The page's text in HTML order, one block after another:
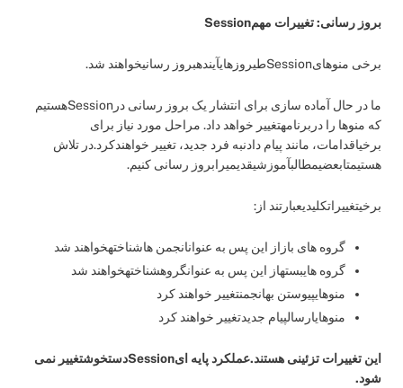
بروز رسانی: تغییرات مهمSession
برخی منوهایSessionطیروزهایآیندهبروز رسانیخواهند شد.
ما در حال آماده سازی برای انتشار یک بروز رسانی درSessionهستیم
که منوها را دربرنامهتغییر خواهد داد. مراحل مورد نیاز برای
برخیاقدامات، مانند پیام دادنبه فرد جدید، تغییر خواهندکرد.در تلاش
هستیمتابعضیمطالبآموزشیقدیمیرابروز رسانی کنیم.
برخیتغییراتکلیدیعبارتند از:
گروه های بازاز این پس به عنوانانجمن هاشناختهخواهند شد
گروه هایبستهاز این پس به عنوانگروهشناختهخواهند شد
منوهایپیوستن بهانجمنتغییر خواهند کرد
منوهایارسالپیام جدیدتغییر خواهند کرد
این تغییرات تزئینی هستند.عملکرد پایه ایSessionدستخوشتغییر نمی
شود.